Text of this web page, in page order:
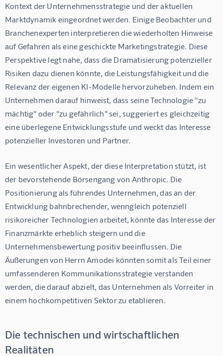
Kontext der Unternehmensstrategie und der aktuellen
Marktdynamik eingeordnet werden. Einige Beobachter und
Branchenexperten interpretieren die wiederholten Hinweise
auf Gefahren als eine geschickte Marketingstrategie. Diese
Perspektive legt nahe, dass die Dramatisierung potenzieller
Risiken dazu dienen könnte, die Leistungsfähigkeit und die
Relevanz der eigenen KI-Modelle hervorzuheben. Indem ein
Unternehmen darauf hinweist, dass seine Technologie "zu
mächtig" oder "zu gefährlich" sei, suggeriert es gleichzeitig
eine überlegene Entwicklungsstufe und weckt das Interesse
potenzieller Investoren und Partner.
Ein wesentlicher Aspekt, der diese Interpretation stützt, ist
der bevorstehende Börsengang von Anthropic. Die
Positionierung als führendes Unternehmen, das an der
Entwicklung bahnbrechender, wenngleich potenziell
risikoreicher Technologien arbeitet, könnte das Interesse der
Finanzmärkte erheblich steigern und die
Unternehmensbewertung positiv beeinflussen. Die
Äußerungen von Herrn Amodei könnten somit als Teil einer
umfassenderen Kommunikationsstrategie verstanden
werden, die darauf abzielt, das Unternehmen als Vorreiter in
einem hochkompetitiven Sektor zu etablieren.
Die technischen und wirtschaftlichen
Realitäten